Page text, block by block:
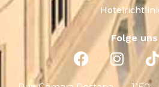
Folge uns